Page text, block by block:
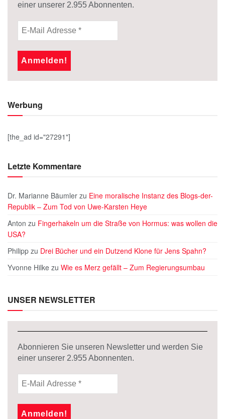
einer unserer 2.955Abonnenten.
Werbung
[the_ad id="27291"]
Letzte Kommentare
Dr. Marianne Bäumler zu Eine moralische Instanz des Blogs-der-
Republik – Zum Tod von Uwe-Karsten Heye
Anton zu Fingerhakeln um die Straße von Hormus: was wollen die
USA?
Philipp zu Drei Bücher und ein Dutzend Klone für Jens Spahn?
Yvonne Hilke zu Wie es Merz gefällt – Zum Regierungsumbau
UNSER NEWSLETTER
Abonnieren Sie unseren Newsletter und werden Sie
einer unserer 2.955Abonnenten.